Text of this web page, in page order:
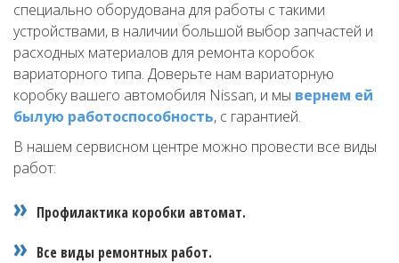
специально оборудована для работы с такими
устройствами, в наличии большой выбор запчастей и
расходных материалов для ремонта коробок
вариаторного типа. Доверьте нам вариаторную
коробку вашего автомобиля Nissan, и мы вернем ей
былую работоспособность, с гарантией.
В нашем сервисном центре можно провести все виды
работ:
Профилактика коробки автомат.
Все виды ремонтных работ.